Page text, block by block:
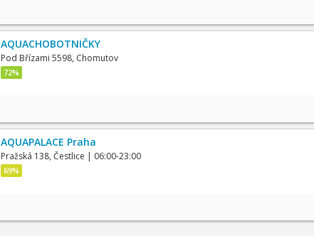
AQUACHOBOTNIČKY
Pod Břízami 5598, Chomutov
72%
AQUAPALACE Praha
Pražská 138, Čestlice | 06:00-23:00
69%